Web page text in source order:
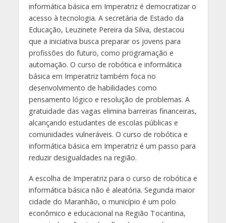
informática básica em Imperatriz é democratizar o
acesso à tecnologia. A secretária de Estado da
Educação, Leuzinete Pereira da Silva, destacou
que a iniciativa busca preparar os jovens para
profissões do futuro, como programação e
automação. O curso de robótica e informática
básica em Imperatriz também foca no
desenvolvimento de habilidades como
pensamento lógico e resolução de problemas. A
gratuidade das vagas elimina barreiras financeiras,
alcançando estudantes de escolas públicas e
comunidades vulneráveis. O curso de robótica e
informática básica em Imperatriz é um passo para
reduzir desigualdades na região.
A escolha de Imperatriz para o curso de robótica e
informática básica não é aleatória. Segunda maior
cidade do Maranhão, o município é um polo
econômico e educacional na Região Tocantina,